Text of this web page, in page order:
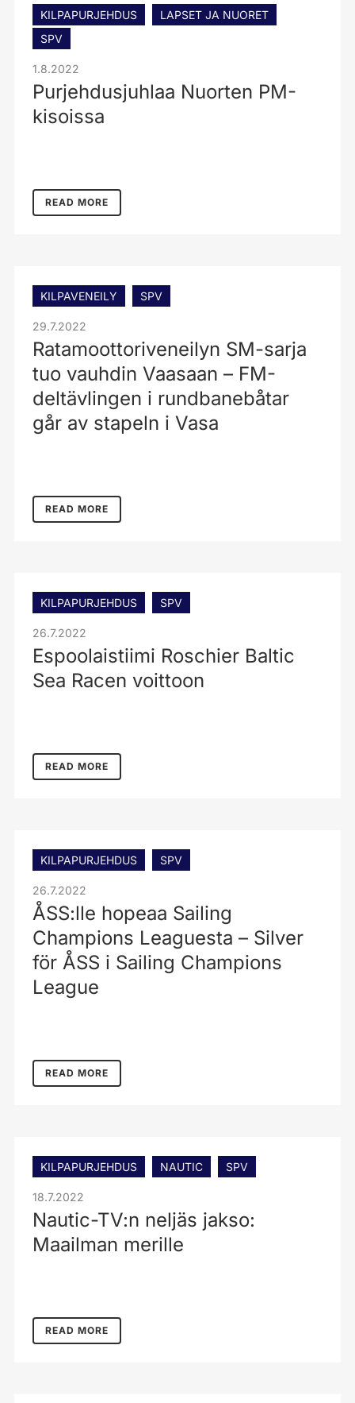
KILPAPURJEHDUS
LAPSET JA NUORET
SPV
1.8.2022
Purjehdusjuhlaa Nuorten PM-
kisoissa
READ MORE
KILPAVENEILY SPV
29.7.2022
Ratamoottoriveneilyn SM-sarja
tuo vauhdin Vaasaan – FM-
deltävlingen i rundbanebåtar
går av stapeln i Vasa
READ MORE
KILPAPURJEHDUS SPV
26.7.2022
Espoolaistiimi Roschier Baltic
Sea Racen voittoon
READ MORE
KILPAPURJEHDUS SPV
26.7.2022
ÅSS:lle hopeaa Sailing
Champions Leaguesta – Silver
för ÅSS i Sailing Champions
League
READ MORE
KILPAPURJEHDUS NAUTIC SPV
18.7.2022
Nautic-TV:n neljäs jakso:
Maailman merille
READ MORE